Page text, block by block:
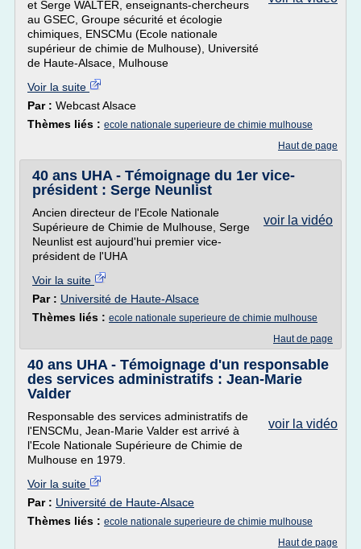
et Serge WALTER, enseignants-chercheurs
au GSEC, Groupe sécurité et écologie
chimiques, ENSCMu (Ecole nationale
supérieur de chimie de Mulhouse), Université
de Haute-Alsace, Mulhouse
Voir la suite
Par : Webcast Alsace
Thèmes liés : ecole nationale superieure de chimie mulhouse
Haut de page
40 ans UHA - Témoignage du 1er vice-
président : Serge Neunlist
voir la vidéo
Ancien directeur de l'Ecole Nationale
Supérieure de Chimie de Mulhouse, Serge
Neunlist est aujourd'hui premier vice-
président de l'UHA
Voir la suite
Par : Université de Haute-Alsace
Thèmes liés : ecole nationale superieure de chimie mulhouse
Haut de page
40 ans UHA - Témoignage d'un responsable
des services administratifs : Jean-Marie
Valder
voir la vidéo
Responsable des services administratifs de
l'ENSCMu, Jean-Marie Valder est arrivé à
l'Ecole Nationale Supérieure de Chimie de
Mulhouse en 1979.
Voir la suite
Par : Université de Haute-Alsace
Thèmes liés : ecole nationale superieure de chimie mulhouse
Haut de page